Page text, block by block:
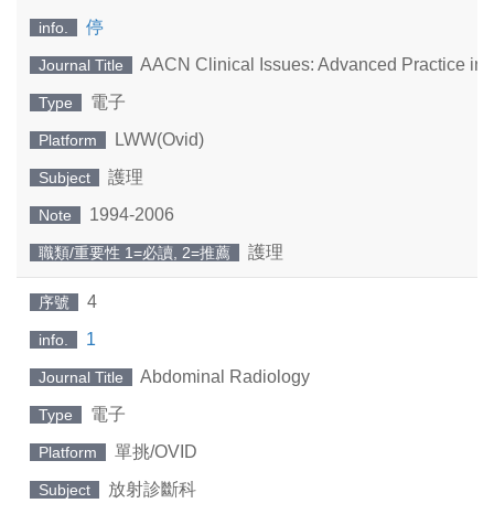
info. 停
Journal Title AACN Clinical Issues: Advanced Practice in
Type 電子
Platform LWW(Ovid)
Subject 護理
Note 1994-2006
職類/重要性 1=必讀, 2=推薦 護理
序號 4
info. 1
Journal Title Abdominal Radiology
Type 電子
Platform 單挑/OVID
Subject 放射診斷科